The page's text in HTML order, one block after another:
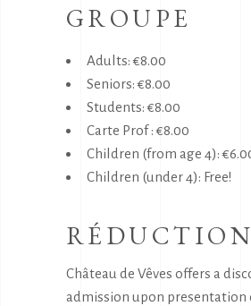
GROUPE
Adults: €8.00
Seniors: €8.00
Students: €8.00
Carte Prof : €8.00
Children (from age 4):
Children (under 4): Free!
RÉDUCTION
Château de Vêves offers a
admission upon presentation